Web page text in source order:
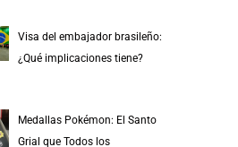
Visa del embajador brasileño:
¿Qué implicaciones tiene?
Medallas Pokémon: El Santo
Grial que Todos los